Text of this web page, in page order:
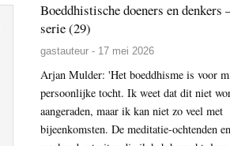
Boeddhistische doeners en denkers
serie (29)
gastauteur - 17 mei 2026
Arjan Mulder: 'Het boeddhisme is voor
persoonlijke tocht. Ik weet dat dit niet
aangeraden, maar ik kan niet zo veel met
bijeenkomsten. De meditatie-ochtenden en